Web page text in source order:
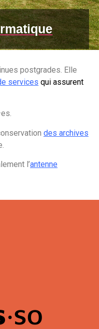
postgrades. Elle
services qui assurent
des archives
l’antenne